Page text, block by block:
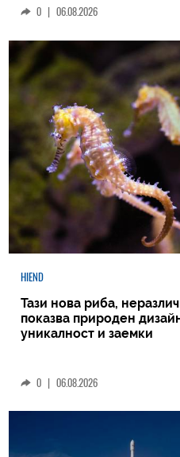
0 | 06.08.2026
HIEND
Тази нова риба,
показва природен
уникалност и заемки
0 | 06.08.2026